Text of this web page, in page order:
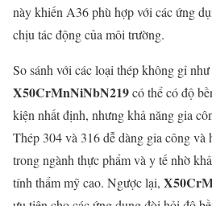
này khiến A36 phù hợp với các ứng
chịu tác động của môi trường.
So sánh với các loại thép không gỉ
X50CrMnNiNbN219có thể có độ
kiện nhất định, nhưng khả năng gia
Thép 304 và 316 dễ dàng gia công và
trong ngành thực phẩm và y tế nhờ
tính thẩm mỹ cao. Ngược lại,